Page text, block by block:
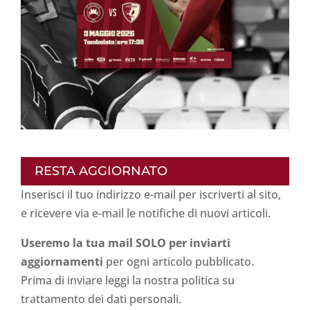
RESTA AGGIORNATO
Inserisci il tuo indirizzo e-mail per iscriverti al sito,
e ricevere via e-mail le notifiche di nuovi articoli.
Useremo la tua mail SOLO per inviarti
aggiornamenti per ogni articolo pubblicato.
Prima di inviare leggi la nostra politica su
trattamento dei dati personali.